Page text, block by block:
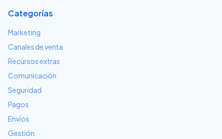
Categorías
Marketing
Canales de venta
Recursos extras
Comunicación
Seguridad
Pagos
Envíos
Gestión